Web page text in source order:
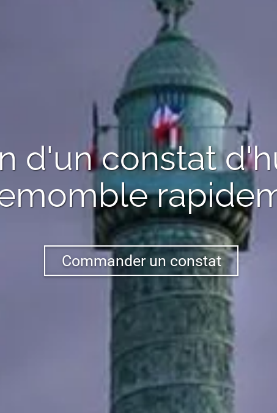
d'un constat
Commander un constat